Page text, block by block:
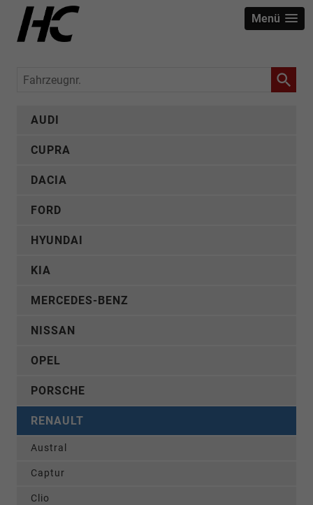
Menü
Fahrzeugnr.
AUDI
CUPRA
DACIA
FORD
HYUNDAI
KIA
MERCEDES-BENZ
NISSAN
OPEL
PORSCHE
RENAULT
Austral
Captur
Clio